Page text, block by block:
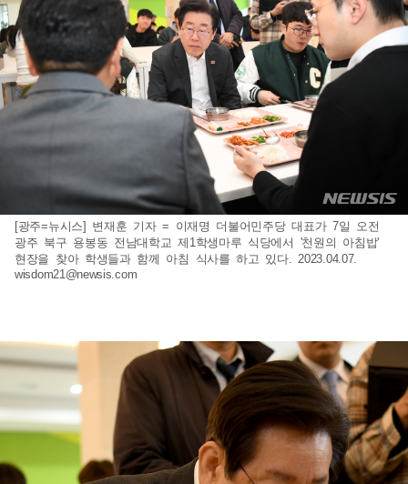
[광주=뉴시스] 변재훈 기자 = 이재명 더불어민주당 대표가 7일 오전
광주 북구 용봉동 전남대학교 제1학생마루 식당에서 '천원의 아침밥'
현장을 찾아 학생들과 함께 아침 식사를 하고 있다. 2023.04.07.
wisdom21@newsis.com